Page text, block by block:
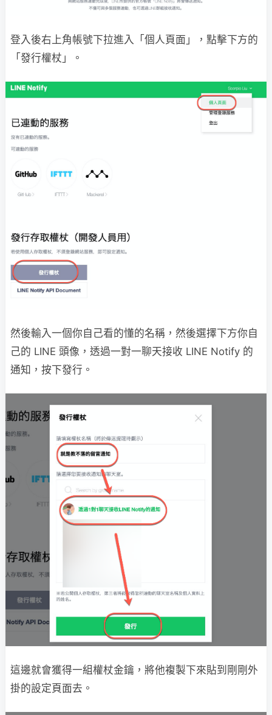
登入後右上角帳號下拉進入「個人頁面」，點擊下方的
「發行權杖」。
然後輸入一個你自己看的懂的名稱，然後選擇下方你自
己的 LINE 頭像，透過一對一聊天接收 LINE Notify 的
通知，按下發行。
這邊就會獲得一組權杖金鑰，將他複製下來貼到剛剛外
掛的設定頁面去。